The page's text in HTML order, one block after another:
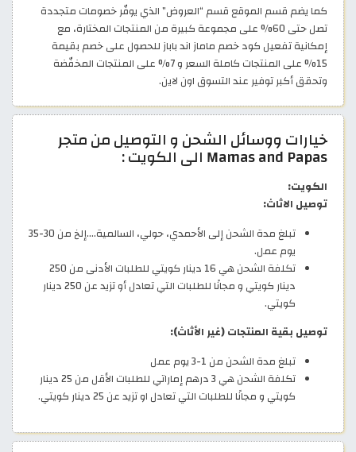
كما يضم قسم الموقع قسم “العروض” الذي يوفّر خصومات متجددة
تصل حتى 60% على مجموعة كبيرة من المنتجات المختارة، مع
إمكانية تفعيل كود خصم ماماز اند باباز للحصول على خصم بقيمة
15% على المنتجات كاملة السعر و 7% على المنتجات المخفّضة
وتحقق أكبر توفير عند التسوق اون لاين.
خيارات ووسائل الشحن و التوصيل من متجر
Mamas and Papas الى الكويت :
الكويت:
توصيل الاثاث:
تبلغ مدة الشحن إلى الأحمدي، حولي، السالمية....إلخ من 30-35
يوم عمل.
تكلفة الشحن هي 16 دينار كويتي للطلبات الأدنى من 250
دينار كويتي و مجانًا للطلبات التي تعادل أو تزيد عن 250 دينار
كويتي.
توصيل بقية المنتجات (غير الأثاث):
تبلغ مدة الشحن من 1-3 يوم عمل
تكلفة الشحن هي 3 درهم إماراتي للطلبات الأقل من 25 دينار
كويتي و مجانًا للطلبات التي تعادل او تزيد عن 25 دينار كويتي.